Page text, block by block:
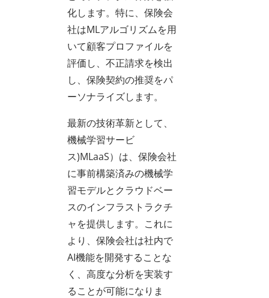
化します。特に、保険会
社はMLアルゴリズムを用
いて顧客プロファイルを
評価し、不正請求を検出
し、保険契約の推奨をパ
ーソナライズします。
最新の技術革新として、
機械学習サービ
ス)MLaaS）は、保険会社
に事前構築済みの機械学
習モデルとクラウドベー
スのインフラストラクチ
ャを提供します。これに
より、保険会社は社内で
AI機能を開発することな
く、高度な分析を実装す
ることが可能になりま